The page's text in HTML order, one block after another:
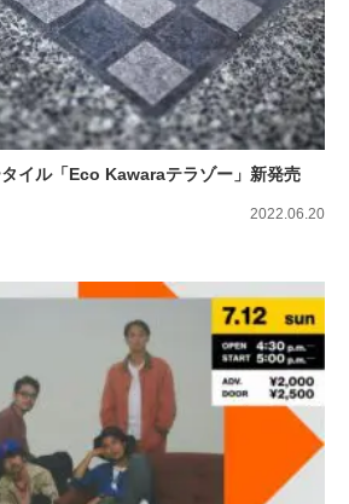
イル「Eco Kawaraテラゾー」新発売
2022.06.20